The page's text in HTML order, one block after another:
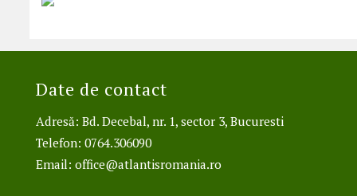
Date de contact
Adresă: Bd. Decebal, nr. 1, sector 3, Bucuresti
Telefon: 0764.306090
Email: office@atlantisromania.ro